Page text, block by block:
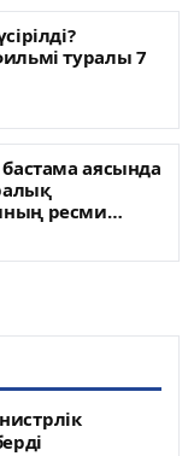
туралы 7
аясында
ресми